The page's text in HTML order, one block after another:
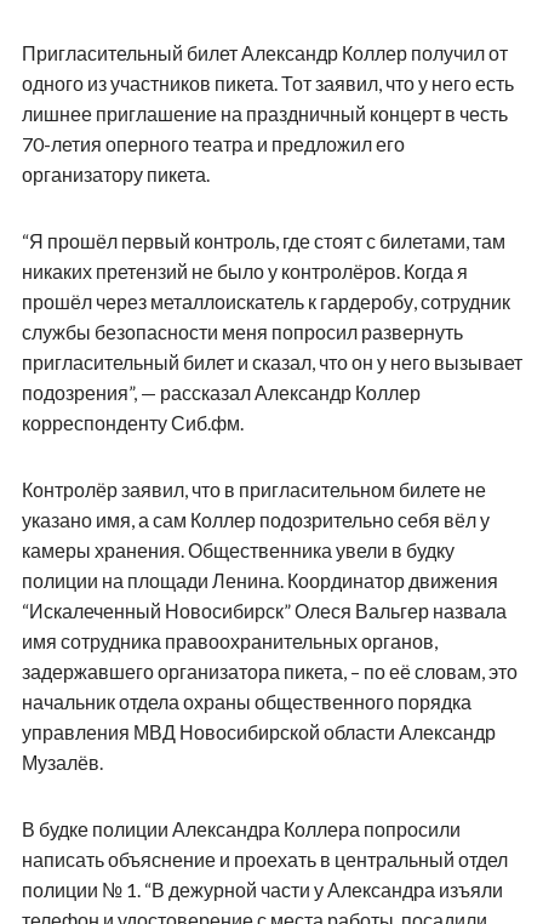
Пригласительный билет Александр Коллер получил от
одного из участников пикета. Тот заявил, что у него есть
лишнее приглашение на праздничный концерт в честь
70-летия оперного театра и предложил его
организатору пикета.
“Я прошёл первый контроль, где стоят с билетами, там
никаких претензий не было у контролёров. Когда я
прошёл через металлоискатель к гардеробу, сотрудник
службы безопасности меня попросил развернуть
пригласительный билет и сказал, что он у него вызывает
подозрения”, — рассказал Александр Коллер
корреспонденту Сиб.фм.
Контролёр заявил, что в пригласительном билете не
указано имя, а сам Коллер подозрительно себя вёл у
камеры хранения. Общественника увели в будку
полиции на площади Ленина. Координатор движения
“Искалеченный Новосибирск” Олеся Вальгер назвала
имя сотрудника правоохранительных органов,
задержавшего организатора пикета, – по её словам, это
начальник отдела охраны общественного порядка
управления МВД Новосибирской области Александр
Музалёв.
В будке полиции Александра Коллера попросили
написать объяснение и проехать в центральный отдел
полиции № 1. “В дежурной части у Александра изъяли